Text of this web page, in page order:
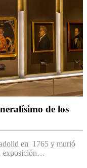
de los
en 1765 y murió
exposición…